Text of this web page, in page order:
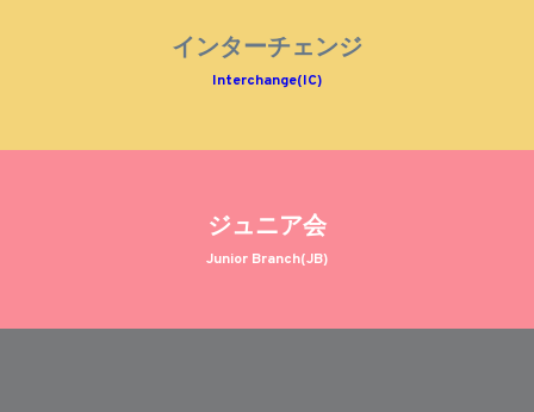
インターチェンジ
Interchange(IC)
ジュニア会
Junior Branch(JB)